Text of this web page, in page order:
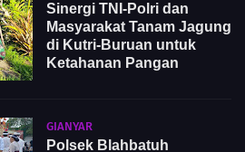
Sinergi TNI-Polri dan
Masyarakat Tanam Jagung
di Kutri-Buruan untuk
Ketahanan Pangan
GIANYAR
Polsek Blahbatuh